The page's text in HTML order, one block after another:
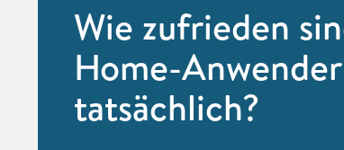
Wie zufrieden
Home-Anwender
tatsächlich?